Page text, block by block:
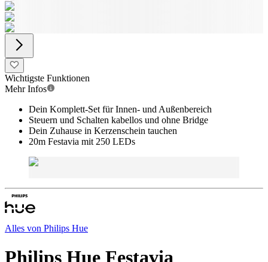
Wichtigste Funktionen
Mehr Infos
Dein Komplett-Set für Innen- und Außenbereich
Steuern und Schalten kabellos und ohne Bridge
Dein Zuhause in Kerzenschein tauchen
20m Festavia mit 250 LEDs
Alles von Philips Hue
Philips Hue Festavia